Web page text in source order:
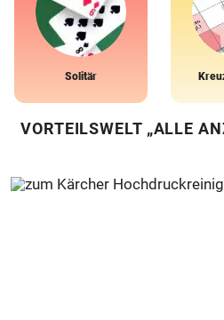
Solitär
VORTEILSWELT „ALLE